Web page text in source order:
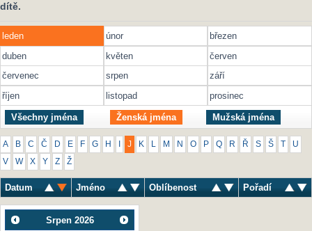
dítě.
leden únor
březen
duben
květen
červen
červenec
srpen
září
říjen
listopad prosinec
Všechny jména Ženská jména Mužská jména
A B C Č D E F G H J K M N O P Q R Ř S Š U
V W X Y Z Ž
Datum Jméno Oblíbenost Pořadí
Srpen 2026